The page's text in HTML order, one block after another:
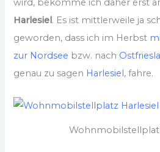
wird, bekomme ich daher erst
Harlesiel. Es ist mittlerweile ja
geworden, dass ich im Herbst
zur Nordsee bzw. nach
genau zu sagen Harlesiel, fahre.